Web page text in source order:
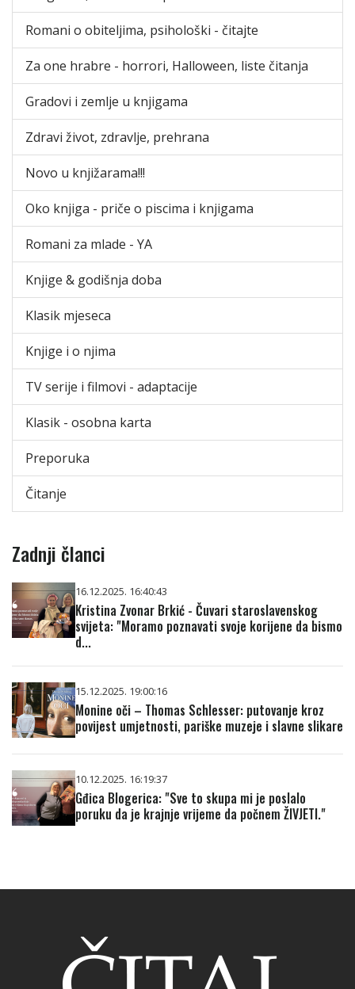
Romani o obiteljima, psihološki - čitajte
Za one hrabre - horrori, Halloween, liste čitanja
Gradovi i zemlje u knjigama
Zdravi život, zdravlje, prehrana
Novo u knjižarama!!!
Oko knjiga - priče o piscima i knjigama
Romani za mlade - YA
Knjige & godišnja doba
Klasik mjeseca
Knjige i o njima
TV serije i filmovi - adaptacije
Klasik - osobna karta
Preporuka
Čitanje
Zadnji članci
16.12.2025. 16:40:43
Kristina Zvonar Brkić - Čuvari staroslavenskog
svijeta: "Moramo poznavati svoje korijene da bismo
d...
15.12.2025. 19:00:16
Monine oči – Thomas Schlesser: putovanje kroz
povijest umjetnosti, pariške muzeje i slavne slikare
10.12.2025. 16:19:37
Gđica Blogerica: "Sve to skupa mi je poslalo
poruku da je krajnje vrijeme da počnem ŽIVJETI."